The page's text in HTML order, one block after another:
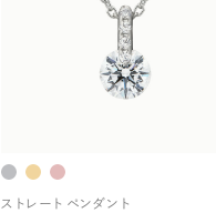
ストレート ペンダント